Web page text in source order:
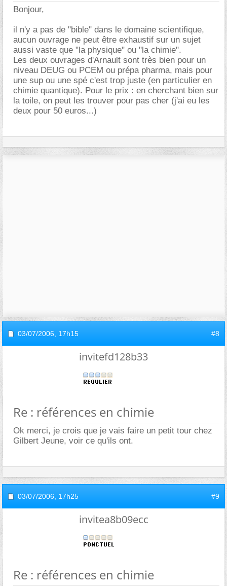
Bonjour,
il n'y a pas de "bible" dans le domaine scientifique,
aucun ouvrage ne peut être exhaustif sur un sujet
aussi vaste que "la physique" ou "la chimie".
Les deux ouvrages d'Arnault sont très bien pour un
niveau DEUG ou PCEM ou prépa pharma, mais pour
une sup ou une spé c'est trop juste (en particulier en
chimie quantique). Pour le prix : en cherchant bien sur
la toile, on peut les trouver pour pas cher (j'ai eu les
deux pour 50 euros...)
03/07/2006, 17h15 #8
invitefd128b33
Re : références en chimie
Ok merci, je crois que je vais faire un petit tour chez
Gilbert Jeune, voir ce qu'ils ont.
03/07/2006, 17h25 #9
invitea8b09ecc
Re : références en chimie